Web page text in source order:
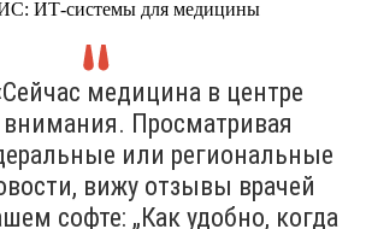
медицина в центре
внимания. Просматривая
или региональные
вижу отзывы врачей
софте: „Как удобно, когда